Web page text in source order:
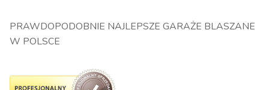
PRAWDOPODOBNIE NAJLEPSZE GARAŻE BLASZANE
W POLSCE